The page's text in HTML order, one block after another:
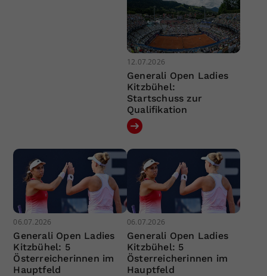
12.07.2026
Generali Open Ladies
Kitzbühel:
Startschuss zur
Qualifikation
06.07.2026
Generali Open Ladies
Kitzbühel: 5
Österreicherinnen im
Hauptfeld
06.07.2026
Generali Open Ladies
Kitzbühel: 5
Österreicherinnen im
Hauptfeld